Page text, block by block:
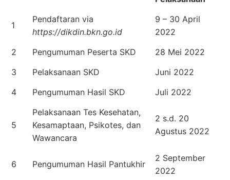
1
Pendaftaran via
https://dikdin.bkn.go.id
9 – 30 April
2022
2
Pengumuman Peserta SKD
28 Mei 2022
3
Pelaksanaan SKD
Juni 2022
4
Pengumuman Hasil SKD Juli 2022
5
Pelaksanaan Tes Kesehatan,
Kesamaptaan, Psikotes, dan
Wawancara
2 s.d. 20
Agustus 2022
6 Pengumuman Hasil Pantukhir
2 September
2022